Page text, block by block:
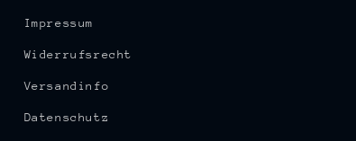
Impressum
Widerrufsrecht
Versandinfo
Datenschutz